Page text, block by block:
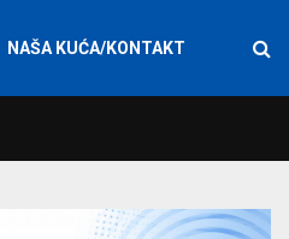
NAŠA KUĆA/KONTAKT